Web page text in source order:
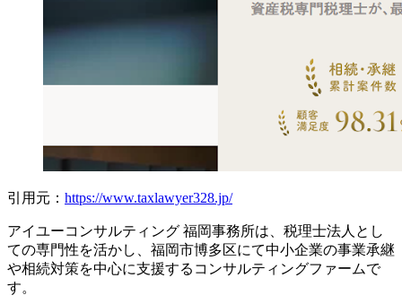
引用元： https://www.taxlawyer328.jp/
アイユーコンサルティング 福岡事務所は、税理士法人とし
ての専門性を活かし、福岡市博多区にて中小企業の事業承継
や相続対策を中心に支援するコンサルティングファームで
す。